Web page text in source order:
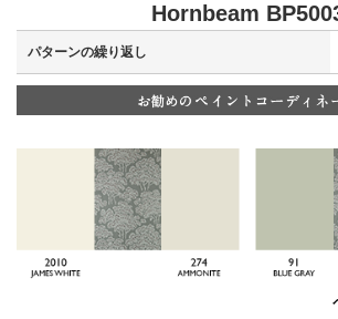
Hornbeam
パターンの繰り返し